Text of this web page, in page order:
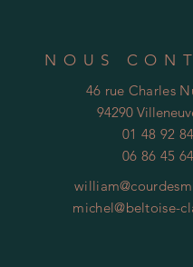
NOUS
46 rue Charles
94290
01 48 92
06 86 45
michel@beltoise-